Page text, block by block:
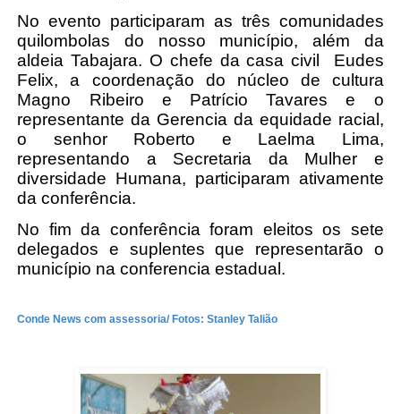
No evento participaram as três comunidades
quilombolas do nosso município, além da
aldeia Tabajara. O chefe da casa civil Eudes
Felix, a coordenação do núcleo de cultura
Magno Ribeiro e Patrício Tavares e o
representante da Gerencia da equidade racial,
o senhor Roberto e Laelma Lima,
representando a Secretaria da Mulher e
diversidade Humana, participaram ativamente
da conferência.
No fim da conferência foram eleitos os sete
delegados e suplentes que representarão o
município na conferencia estadual.
Conde News com assessoria/ Fotos: Stanley Talião